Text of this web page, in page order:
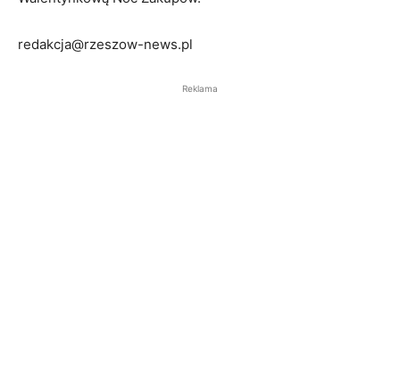
redakcja@rzeszow-news.pl
Reklama